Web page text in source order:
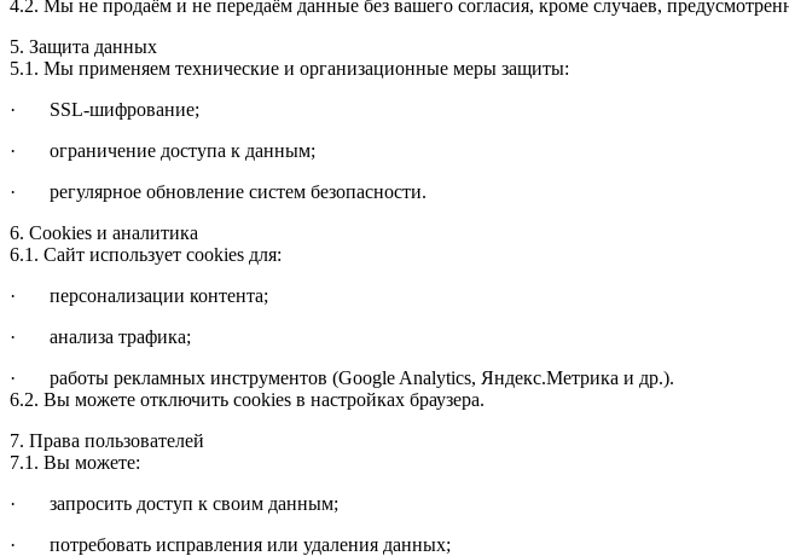
4.2. Мы не продаём и не передаём данные без вашего согласия, кроме случаев,
5. Защита данных
5.1. Мы применяем технические и организационные меры защиты:
· SSL-шифрование;
· ограничение доступа к данным;
· регулярное обновление систем безопасности.
6. Cookies и аналитика
6.1. Сайт использует cookies для:
· персонализации контента;
· анализа трафика;
· работы рекламных инструментов (Google Analytics, Яндекс.Метрика и др.).
6.2. Вы можете отключить cookies в настройках браузера.
7. Права пользователей
7.1. Вы можете:
· запросить доступ к своим данным;
· потребовать исправления или удаления данных;